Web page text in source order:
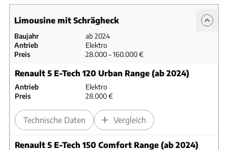
Limousine mit Schrägheck
Baujahr
ab 2024
Antrieb
Elektro
Preis
28.000 – 160.000 €
Renault 5 E-Tech 120 Urban Range (ab 2024)
Antrieb
Elektro
Preis
28.000 €
Technische Daten Vergleich
Renault 5 E-Tech 150 Comfort Range (ab 2024)